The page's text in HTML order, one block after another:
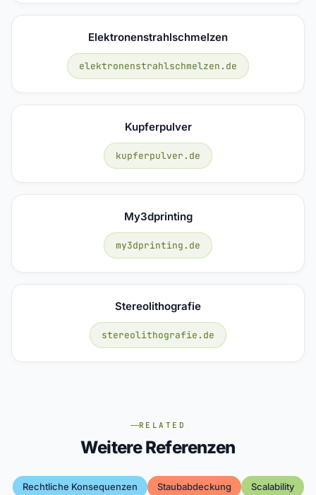
Elektronenstrahlschmelzen
elektronenstrahlschmelzen.de
Kupferpulver
kupferpulver.de
My3dprinting
my3dprinting.de
Stereolithografie
stereolithografie.de
RELATED
Weitere Referenzen
Rechtliche Konsequenzen Staubabdeckung Scalability